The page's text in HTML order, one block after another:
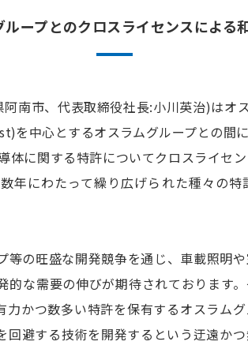
ループとのクロスライセンスによる
南市、代表取締役社長:小川英治)はオ
を中心とするオスラムグループとの間
体に関する特許についてクロスライセ
年にわたって繰り広げられた種々の
等の旺盛な開発競争を通じ、車載照明
的な需要の伸びが期待されております
力かつ数多い特許を保有するオスラム
回避する技術を開発するという迂遠か